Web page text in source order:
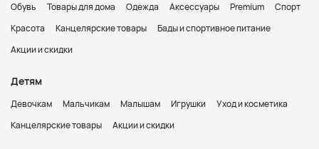
Обувь Товары для дома Одежда Аксессуары Premium
Спорт
Красота
Канцелярские товары
Бады и спортивное питание
Акции и скидки
Детям
Девочкам Мальчикам Малышам Игрушки
Уход и косметика
Канцелярские товары
Акции и скидки